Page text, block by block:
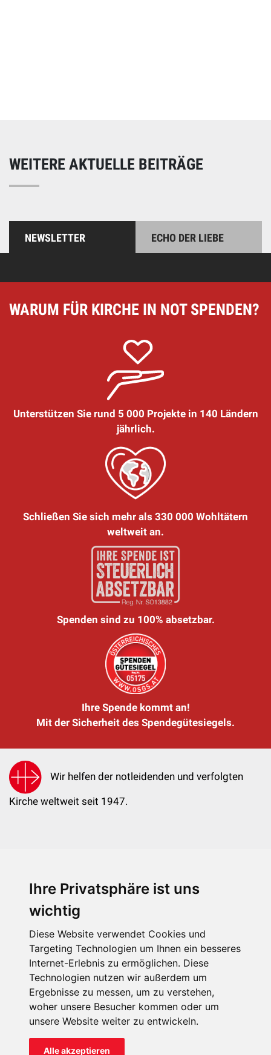
Ihre Privatsphäre ist uns
wichtig
Diese Website verwendet Cookies und
Targeting Technologien um Ihnen ein besseres
Internet-Erlebnis zu ermöglichen. Diese
Technologien nutzen wir außerdem um
Ergebnisse zu messen, um zu verstehen,
woher unsere Besucher kommen oder um
unsere Website weiter zu entwickeln.
Alle akzeptieren
WEITERE AKTUELLE BEITRÄGE
NEWSLETTER ECHO DER LIEBE
WARUM FÜR KIRCHE IN NOT SPENDEN?
Unterstützen Sie rund 5 000 Projekte in 140 Ländern
jährlich.
Schließen Sie sich mehr als 330 000 Wohltätern
weltweit an.
Spenden sind zu 100% absetzbar.
Ihre Spende kommt an!
Mit der Sicherheit des Spendegütesiegels.
Wir helfen der notleidenden und verfolgten
Kirche weltweit seit 1947.
KIRCHE IN NOT - Österreich
kin@kircheinnot.at
KIN weltweit